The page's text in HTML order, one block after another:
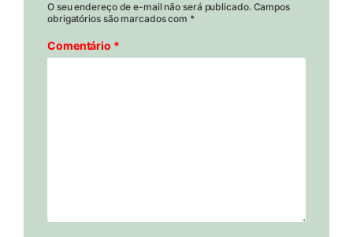
O seu endereço de e-mail não será publicado. Campos
obrigatórios são marcados com *
Comentário *